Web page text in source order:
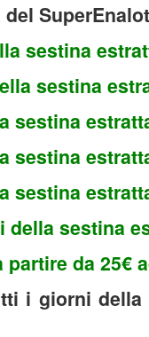
sestina
sestina
sestina
sestina
sestina
della sestina
da 25€
i giorni